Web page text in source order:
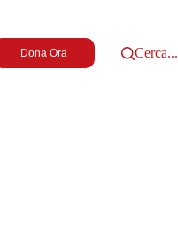
Dona Ora Cerca...